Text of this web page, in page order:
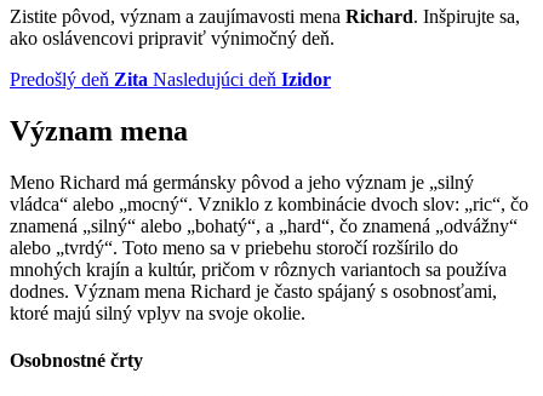
Zistite pôvod, význam a zaujímavosti mena Richard. Inšpirujte sa,
ako oslávencovi pripraviť výnimočný deň.
Predošlý deň Zita Nasledujúci deň Izidor
Význam mena
Meno Richard má germánsky pôvod a jeho význam je „silný
vládca“ alebo „mocný“. Vzniklo z kombinácie dvoch slov: „ric“, čo
znamená „silný“ alebo „bohatý“, a „hard“, čo znamená „odvážny“
alebo „tvrdý“. Toto meno sa v priebehu storočí rozšírilo do
mnohých krajín a kultúr, pričom v rôznych variantoch sa používa
dodnes. Význam mena Richard je často spájaný s osobnosťami,
ktoré majú silný vplyv na svoje okolie.
Osobnostné črty